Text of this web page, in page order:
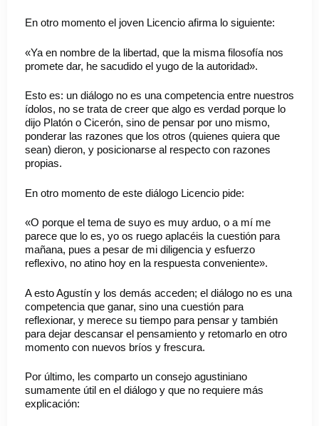
En otro momento el joven Licencio afirma lo siguiente:
«Ya en nombre de la libertad, que la misma filosofía nos
promete dar, he sacudido el yugo de la autoridad».
Esto es: un diálogo no es una competencia entre nuestros
ídolos, no se trata de creer que algo es verdad porque lo
dijo Platón o Cicerón, sino de pensar por uno mismo,
ponderar las razones que los otros (quienes quiera que
sean) dieron, y posicionarse al respecto con razones
propias.
En otro momento de este diálogo Licencio pide:
«O porque el tema de suyo es muy arduo, o a mí me
parece que lo es, yo os ruego aplacéis la cuestión para
mañana, pues a pesar de mi diligencia y esfuerzo
reflexivo, no atino hoy en la respuesta conveniente».
A esto Agustín y los demás acceden; el diálogo no es una
competencia que ganar, sino una cuestión para
reflexionar, y merece su tiempo para pensar y también
para dejar descansar el pensamiento y retomarlo en otro
momento con nuevos bríos y frescura.
Por último, les comparto un consejo agustiniano
sumamente útil en el diálogo y que no requiere más
explicación: